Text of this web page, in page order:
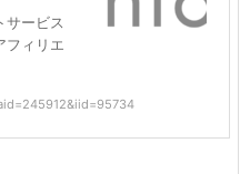
サービス
フィリエ